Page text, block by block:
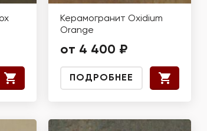
Керамогранит Oxidium
Orange
от 4 400 ₽
ПОДРОБНЕЕ